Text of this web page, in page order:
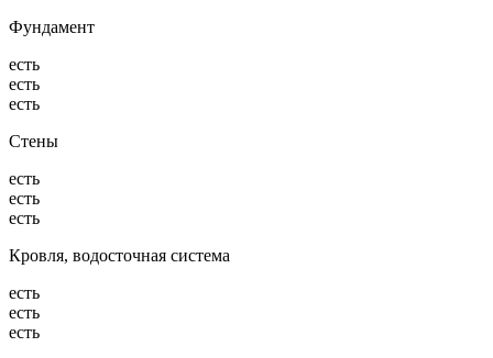
Фундамент
есть
есть
есть
Стены
есть
есть
есть
Кровля, водосточная система
есть
есть
есть